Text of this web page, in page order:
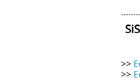
>>
>>